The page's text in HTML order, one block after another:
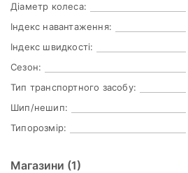
Діаметр колеса:
Індекс навантаження:
Індекс швидкості:
Сезон:
Тип транспортного засобу:
Шип/нешип:
Типорозмір:
Магазини (1)